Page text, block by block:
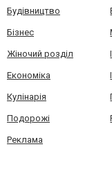
Будівництво
Бізнес
Жіночий розділ
Економіка
Кулінарія
Подорожі
Реклама